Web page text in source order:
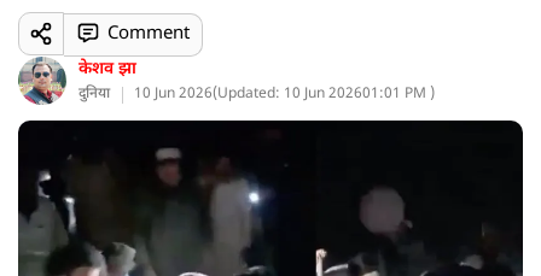
केशव झा
दुनिया 10 Jun 2026(Updated: 10 Jun 202601:01 PM )
Comment